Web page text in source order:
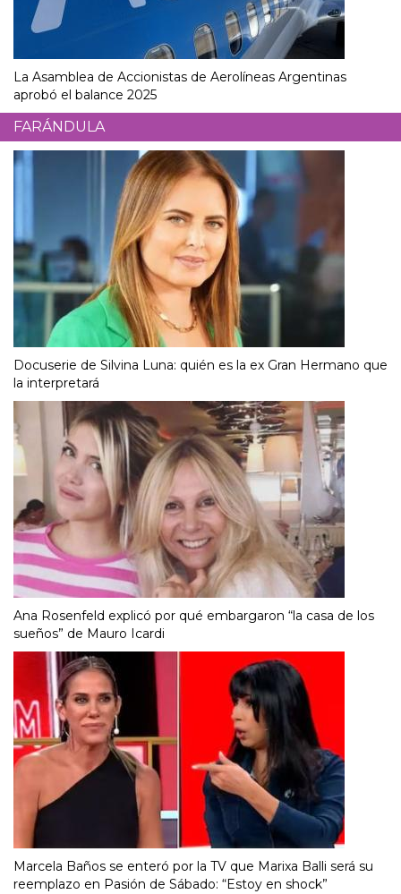
La Asamblea de Accionistas de Aerolíneas Argentinas
aprobó el balance 2025
FARÁNDULA
Docuserie de Silvina Luna: quién es la ex Gran Hermano que
la interpretará
Ana Rosenfeld explicó por qué embargaron “la casa de los
sueños” de Mauro Icardi
Marcela Baños se enteró por la TV que Marixa Balli será su
reemplazo en Pasión de Sábado: “Estoy en shock”